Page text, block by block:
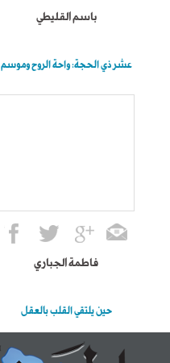
باسم القليطي
عشر ذي الحجة: واحة الروح وموسم
فاطمة الجباري
حين يلتقي القلب بالعقل